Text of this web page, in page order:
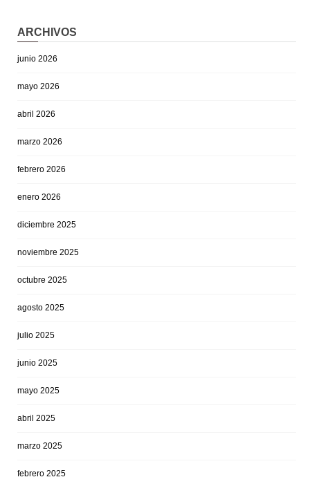
ARCHIVOS
junio 2026
mayo 2026
abril 2026
marzo 2026
febrero 2026
enero 2026
diciembre 2025
noviembre 2025
octubre 2025
agosto 2025
julio 2025
junio 2025
mayo 2025
abril 2025
marzo 2025
febrero 2025